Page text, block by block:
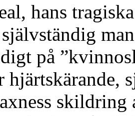
hans
på
hjärtskärande,
skildring